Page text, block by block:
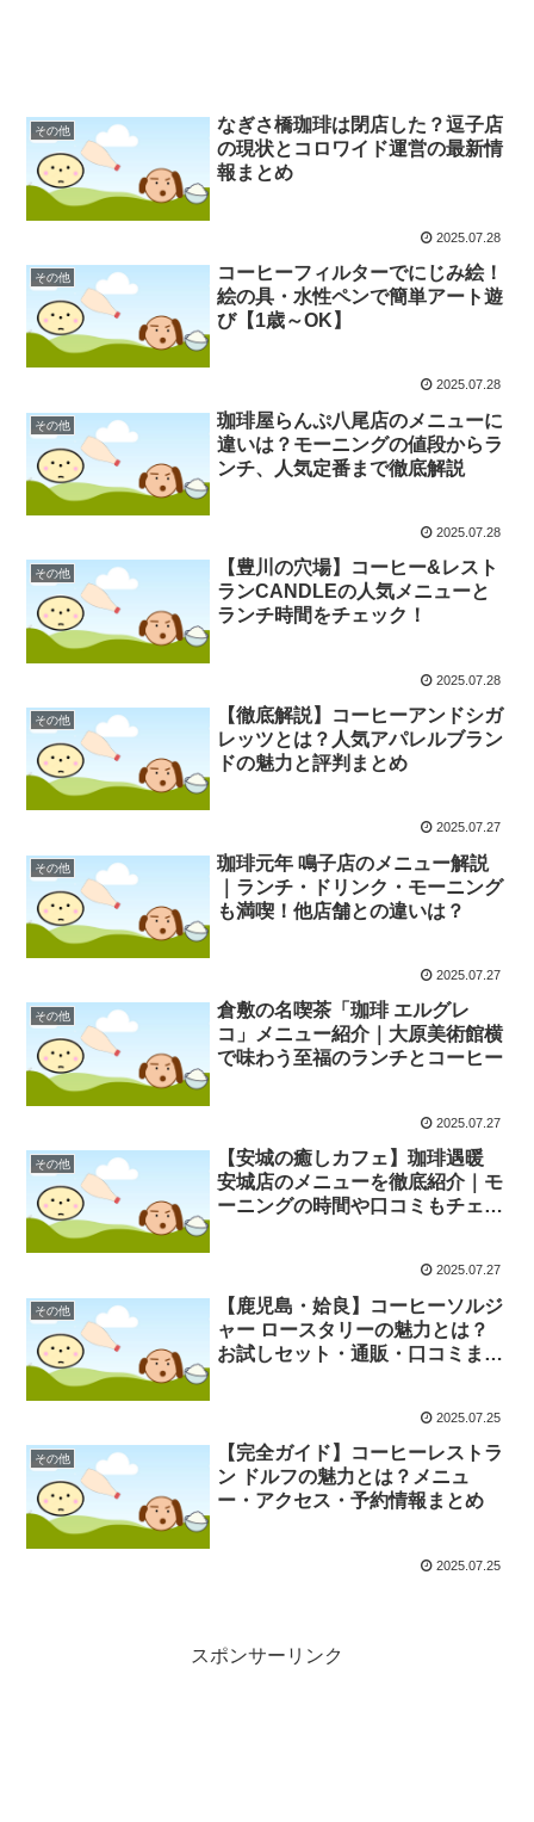
その他
なぎさ橋珈琲は閉店した？逗子店
の現状とコロワイド運営の最新情
報まとめ
2025.07.28
その他
コーヒーフィルターでにじみ絵！
絵の具・水性ペンで簡単アート遊
び【1歳～OK】
2025.07.28
その他
珈琲屋らんぷ八尾店のメニューに
違いは？モーニングの値段からラ
ンチ、人気定番まで徹底解説
2025.07.28
その他
【豊川の穴場】コーヒー&レスト
ランCANDLEの人気メニューと
ランチ時間をチェック！
2025.07.28
その他
【徹底解説】コーヒーアンドシガ
レッツとは？人気アパレルブラン
ドの魅力と評判まとめ
2025.07.27
その他
珈琲元年 鳴子店のメニュー解説
｜ランチ・ドリンク・モーニング
も満喫！他店舗との違いは？
2025.07.27
その他
倉敷の名喫茶「珈琲 エルグレ
コ」メニュー紹介｜大原美術館横
で味わう至福のランチとコーヒー
2025.07.27
その他
【安城の癒しカフェ】珈琲遇暖
安城店のメニューを徹底紹介｜モ
ーニングの時間や口コミもチェッ
2025.07.27
その他
【鹿児島・姶良】コーヒーソルジ
ャー ロースタリーの魅力とは？
お試しセット・通販・口コミまで
2025.07.25
その他
【完全ガイド】コーヒーレストラ
ン ドルフの魅力とは？メニュ
ー・アクセス・予約情報まとめ
2025.07.25
スポンサーリンク